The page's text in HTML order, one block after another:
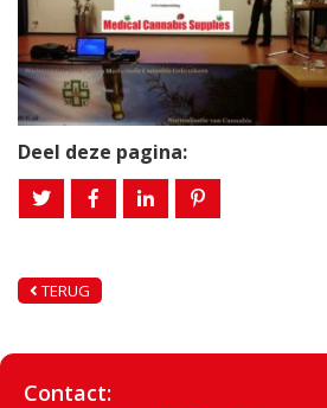
Deel deze pagina:
TERUG
Contact: